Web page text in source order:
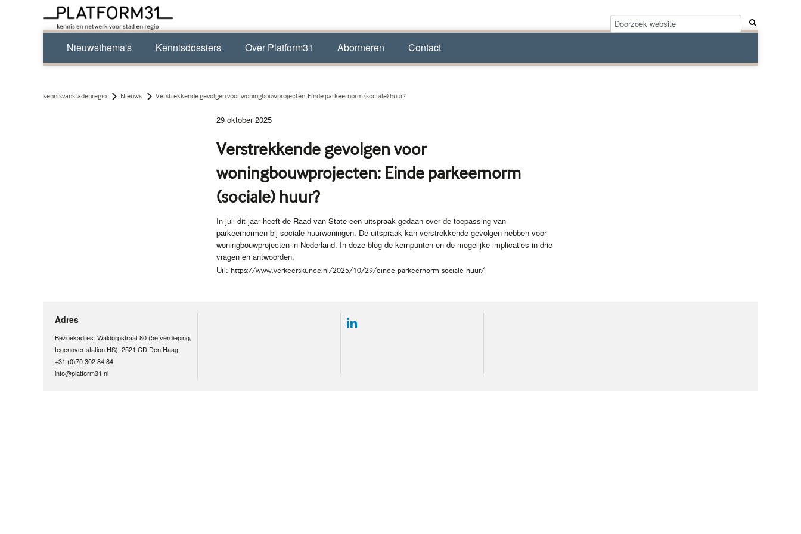
Nieuwsthema's Kennisdossiers Over Platform31 Abonneren Contact
kennisvanstadenregio Nieuws Verstrekkende gevolgen voor woningbouwprojecten: Einde parkeernorm (sociale) huur?
29 oktober 2025
Verstrekkende gevolgen voor
woningbouwprojecten: Einde parkeernorm
(sociale) huur?
In juli dit jaar heeft de Raad van State een uitspraak gedaan over de toepassing van
parkeernormen bij sociale huurwoningen. De uitspraak kan verstrekkende gevolgen hebben voor
woningbouwprojecten in Nederland. In deze blog de kernpunten en de mogelijke implicaties in drie
vragen en antwoorden.
Url: https://www.verkeerskunde.nl/2025/10/29/einde-parkeernorm-sociale-huur/
Adres
Bezoekadres: Waldorpstraat 80 (5e verdieping,
tegenover station HS), 2521 CD Den Haag
+31 (0)70 302 84 84
info@platform31.nl